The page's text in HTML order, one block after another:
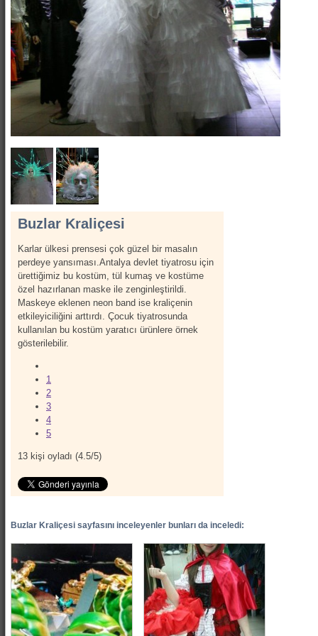
Show Kostümleri
Canlı Heykel Kostümleri
Kanatlar
Hizmetlerimiz
Hakkımızda
Buzlar Kraliçesi
Karlar ülkesi prensesi çok güzel bir masalın
perdeye yansıması.Antalya devlet tiyatrosu için
ürettiğimiz bu kostüm, tül kumaş ve kostüme
özel hazırlanan maske ile zenginleştirildi.
Maskeye eklenen neon band ise kraliçenin
etkileyiciliğini arttırdı. Çocuk tiyatrosunda
kullanılan bu kostüm yaratıcı ürünlere örnek
gösterilebilir.
1
2
3
4
5
13 kişi oyladı (4.5/5)
Buzlar Kraliçesi sayfasını inceleyenler bunları da inceledi: